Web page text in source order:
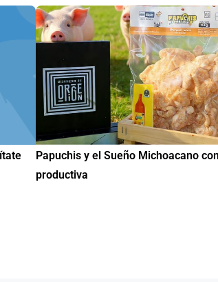
Conoce nuestra sección de
una herramienta para encontrar